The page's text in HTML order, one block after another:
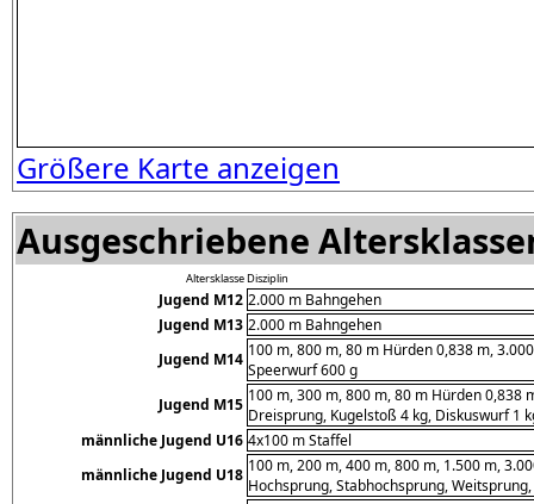
Größere Karte anzeigen
Ausgeschriebene
AltersklasseDisziplin
Jugend M12 2.000 m Bahngehen
Jugend M13 2.000 m Bahngehen
Jugend M14 100 m, 800 m, 80 m Hürden 0,838 m,
Speerwurf 600 g
Jugend M15 100 m, 300 m, 800 m, 80 m Hürden 0,838
Dreisprung, Kugelstoß 4 kg, Diskuswurf 1
männliche Jugend U16 4x100 m Staffel
männliche Jugend U18 100 m, 200 m, 400 m, 800 m, 1.500 m,
Hochsprung, Stabhochsprung,